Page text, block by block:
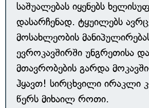
საშუალებას იყენებს
დასარჩენად. ტყუილებს
მოსახლეობის
ევროკავშირში უნგრეთისა
მთავრობების გარდა
ჰყავთ! სირცხვილი ირაკლი
წერს მიხაილ როთი.